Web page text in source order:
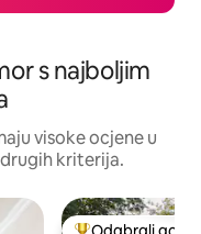
s najboljim
visoke ocjene u
kriterija.